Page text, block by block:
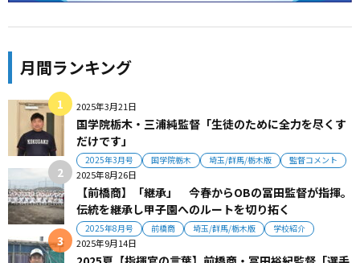
月間ランキング
2025年3月21日
国学院栃木・三浦純監督「生徒のために全力を尽くす
だけです」
2025年3月号 国学院栃木 埼玉/群馬/栃木版 監督コメント
2025年8月26日
【前橋商】「継承」 今春からOBの冨田監督が指揮。
伝統を継承し甲子園へのルートを切り拓く
2025年8月号 前橋商 埼玉/群馬/栃木版 学校紹介
2025年9月14日